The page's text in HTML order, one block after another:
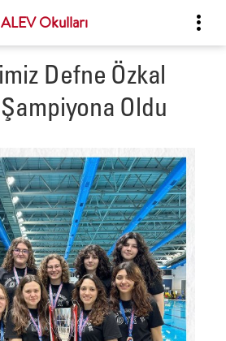
ALEV Okulları